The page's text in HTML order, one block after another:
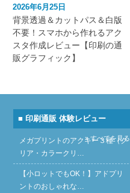
2026年6月25日
背景透過＆カットパス＆白版
不要！スマホから作れるアク
スタ作成レビュー【印刷の通
販グラフィック】
■ 印刷通販 体験レビュー
» すべてを見る
メガプリントのアクキー３種（ク
リア・カラークリ…
【小ロットでもOK！】アドプリ
ントのおしゃれな…